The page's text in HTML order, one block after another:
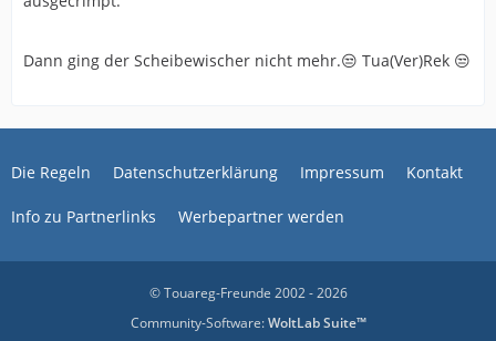
Dann ging der Scheibewischer nicht mehr.😒 Tua(Ver)Rek 😒
Die Regeln Datenschutzerklärung Impressum Kontakt
Info zu Partnerlinks Werbepartner werden
© Touareg-Freunde 2002 - 2026
Community-Software:WoltLab Suite™